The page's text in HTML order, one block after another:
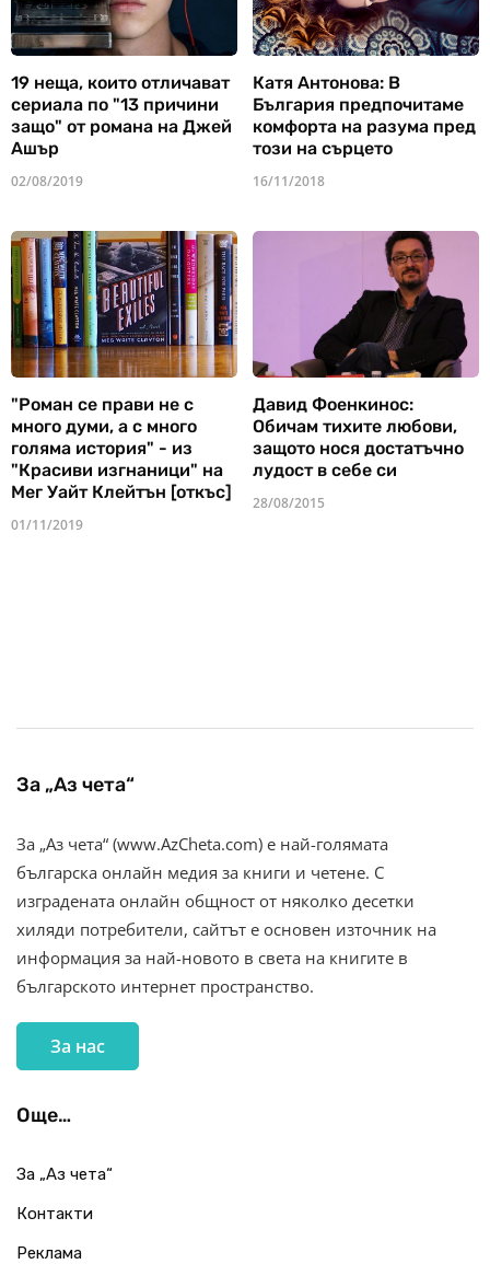
19 неща, които отличават
сериала по "13 причини
защо" от романа на Джей
Ашър
02/08/2019
Катя Антонова: В
България предпочитаме
комфорта на разума пред
този на сърцето
16/11/2018
"Роман се прави не с
много думи, а с много
голяма история" - из
"Красиви изгнаници" на
Мег Уайт Клейтън [откъс]
01/11/2019
Давид Фоенкинос:
Обичам тихите любови,
защото нося достатъчно
лудост в себе си
28/08/2015
За „Аз чета“
За „Аз чета“ (www.AzCheta.com) е най-голямата
българска онлайн медия за книги и четене. С
изградената онлайн общност от няколко десетки
хиляди потребители, сайтът е основен източник на
информация за най-новото в света на книгите в
българското интернет пространство.
За нас
Още…
За „Аз чета“
Контакти
Реклама